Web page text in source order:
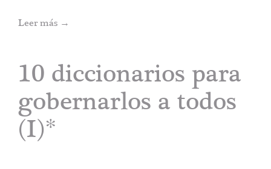
Leer más →
10 diccionarios para
gobernarlos a todos
(I)*